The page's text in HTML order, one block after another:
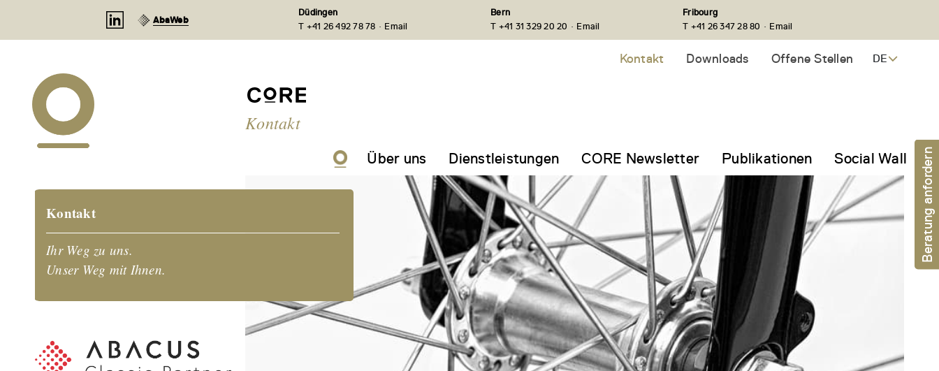
AbaWeb
Düdingen
T +41 26 492 78 78 · Email
Bern
T +41 31 329 20 20 · Email
Fribourg
T +41 26 347 28 80 · Email
Kontakt Downloads Offene Stellen DE
Kontakt
Über uns Dienstleistungen CORE Newsletter Publikationen Social Wall
Kontakt
Ihr Weg zu uns.
Unser Weg mit Ihnen.
Beratung anfordern